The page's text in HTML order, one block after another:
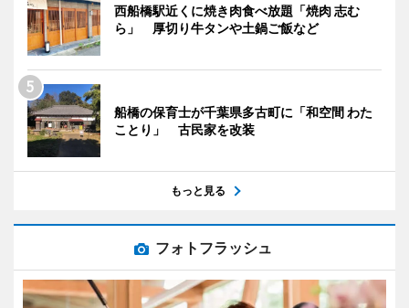
西船橋駅近くに焼き肉食べ放題「焼肉 志む
ら」 厚切り牛タンや土鍋ご飯など
船橋の保育士が千葉県多古町に「和空間 わた
ことり」 古民家を改装
もっと見る
フォトフラッシュ